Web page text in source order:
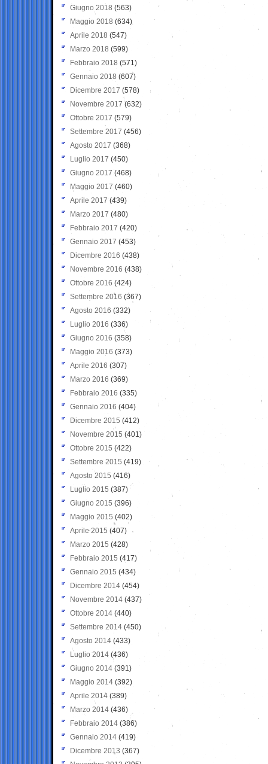
Giugno 2018 (563)
Maggio 2018 (634)
Aprile 2018 (547)
Marzo 2018 (599)
Febbraio 2018 (571)
Gennaio 2018 (607)
Dicembre 2017 (578)
Novembre 2017 (632)
Ottobre 2017 (579)
Settembre 2017 (456)
Agosto 2017 (368)
Luglio 2017 (450)
Giugno 2017 (468)
Maggio 2017 (460)
Aprile 2017 (439)
Marzo 2017 (480)
Febbraio 2017 (420)
Gennaio 2017 (453)
Dicembre 2016 (438)
Novembre 2016 (438)
Ottobre 2016 (424)
Settembre 2016 (367)
Agosto 2016 (332)
Luglio 2016 (336)
Giugno 2016 (358)
Maggio 2016 (373)
Aprile 2016 (307)
Marzo 2016 (369)
Febbraio 2016 (335)
Gennaio 2016 (404)
Dicembre 2015 (412)
Novembre 2015 (401)
Ottobre 2015 (422)
Settembre 2015 (419)
Agosto 2015 (416)
Luglio 2015 (387)
Giugno 2015 (396)
Maggio 2015 (402)
Aprile 2015 (407)
Marzo 2015 (428)
Febbraio 2015 (417)
Gennaio 2015 (434)
Dicembre 2014 (454)
Novembre 2014 (437)
Ottobre 2014 (440)
Settembre 2014 (450)
Agosto 2014 (433)
Luglio 2014 (436)
Giugno 2014 (391)
Maggio 2014 (392)
Aprile 2014 (389)
Marzo 2014 (436)
Febbraio 2014 (386)
Gennaio 2014 (419)
Dicembre 2013 (367)